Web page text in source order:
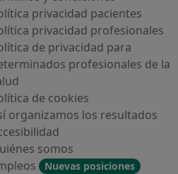
privacidad pacientes
privacidad profesionales
de privacidad para
profesionales de la
de cookies
organizamos los resultados
somos
Nuevas posiciones